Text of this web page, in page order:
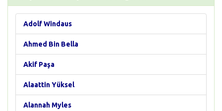
Adolf Windaus
Ahmed Bin Bella
Akif Paşa
Alaattin Yüksel
Alannah Myles